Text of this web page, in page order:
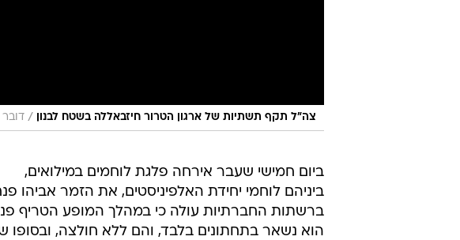
צה"ל תקף תשתיות של ארגון הטרור חיזבאללה בשטח לבנון /
ביום חמישי שעבר אירחה פלגת לוחמים במילואים,
ביניהם לוחמי יחידת האלפיניסטים, את הזמר אביהו
ברשתות החברתיות עולה כי במהלך המופע הטריף
הוא נשאר בתחתונים בלבד, והם ללא חולצה,